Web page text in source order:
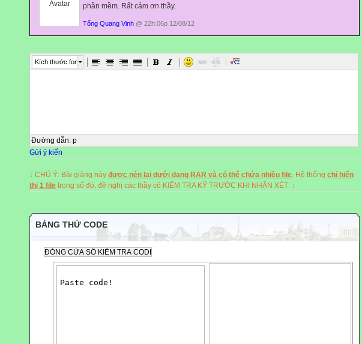
phần mềm. Rất cảm ơn thầy.
Tống Quang Vinh @ 22h:06p 12/08/12
Kích thước font
Đường dẫn: p
Gửi ý kiến
↓ CHÚ Ý: Bài giảng này được nén lại dưới dạng RAR và có thể chứa nhiều file . Hệ thống chỉ hiển
thị 1 file trong số đó, đề nghị các thầy cô KIỂM TRA KỸ TRƯỚC KHI NHẬN XÉT ↓
BẢNG THỬ CODE